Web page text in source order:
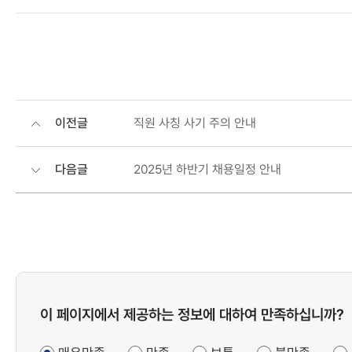
이전글 직원 사칭 사기 주의 안내
다음글 2025년 하반기 채용일정 안내
콘텐츠
조사
이 페이지에서 제공하는 정보에 대하여 만족하십니까?